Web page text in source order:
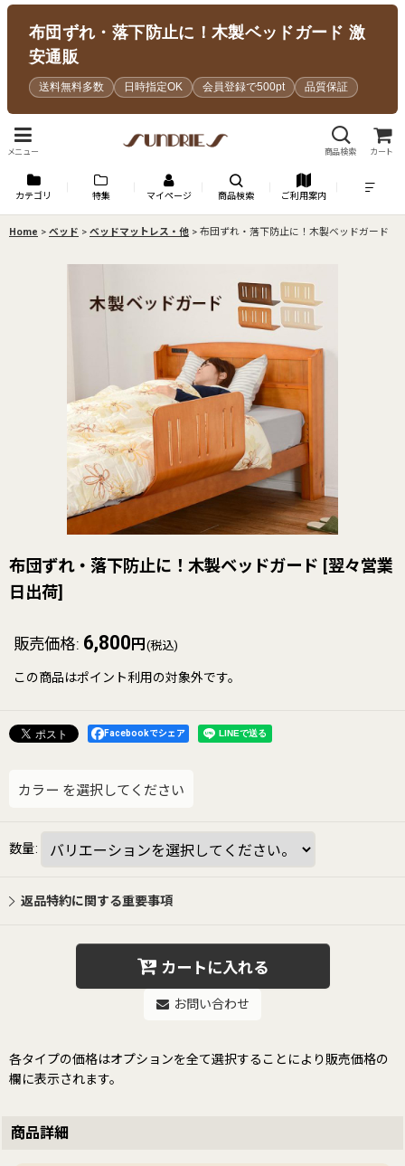
布団ずれ・落下防止に！木製ベッドガード 激
安通販
送料無料多数 日時指定OK 会員登録で500pt 品質保証
メニュー 商品検索 カート
カテゴリ 特集 マイページ 商品検索 ご利用案内
Home > ベッド > ベッドマットレス・他 > 布団ずれ・落下防止に！木製ベッドガード
布団ずれ・落下防止に！木製ベッドガード [翌々営業
日出荷]
販売価格: 6,800 円 (税込)
この商品はポイント利用の対象外です。
Facebookでシェア
カラー を選択してください
数量:
返品特約に関する重要事項
カートに入れる
お問い合わせ
各タイプの価格はオプションを全て選択することにより販売価格の
欄に表示されます。
商品詳細